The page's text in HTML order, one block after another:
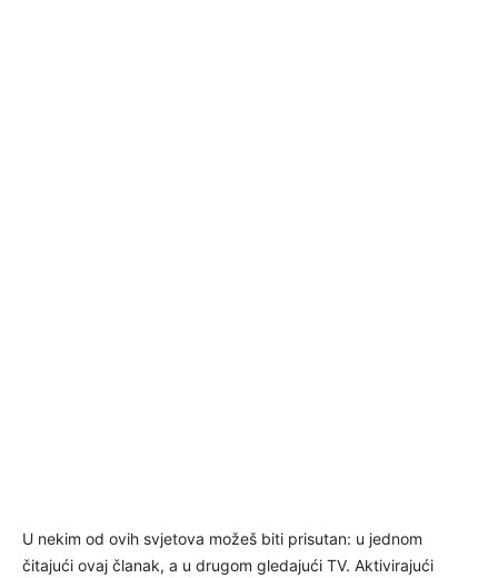
U nekim od ovih svjetova možeš biti prisutan: u jednom
čitajući ovaj članak, a u drugom gledajući TV. Aktivirajući